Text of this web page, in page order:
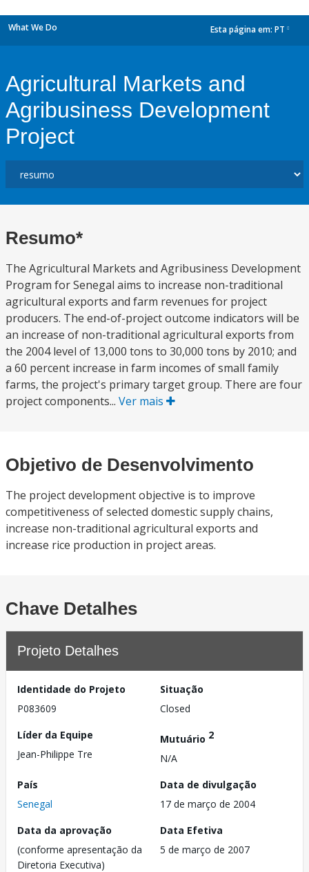
What We Do Esta página em: PT
Agricultural Markets and
Agribusiness Development
Project
Resumo*
The Agricultural Markets and Agribusiness Development
Program for Senegal aims to increase non-traditional
agricultural exports and farm revenues for project
producers. The end-of-project outcome indicators will be
an increase of non-traditional agricultural exports from
the 2004 level of 13,000 tons to 30,000 tons by 2010; and
a 60 percent increase in farm incomes of small family
farms, the project's primary target group. There are four
project components... Ver mais
Objetivo de Desenvolvimento
The project development objective is to improve
competitiveness of selected domestic supply chains,
increase non-traditional agricultural exports and
increase rice production in project areas.
Chave Detalhes
Projeto Detalhes
Identidade do Projeto
P083609
Situação
Closed
Líder da Equipe
Jean-Philippe Tre
Mutuário 2
N/A
País
Senegal
Data de divulgação
17 de março de 2004
Data da aprovação
(conforme apresentação da
Diretoria Executiva)
Data Efetiva
5 de março de 2007